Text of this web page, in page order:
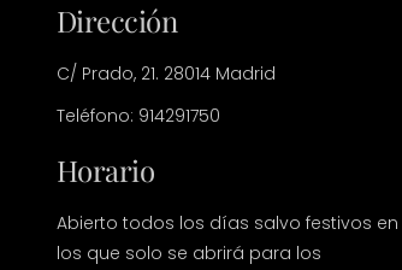
Dirección
C/ Prado, 21. 28014 Madrid
Teléfono: 914291750
Horario
Abierto todos los días salvo festivos en
los que solo se abrirá para los